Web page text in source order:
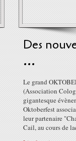
Des
...
Le grand
(Association
gigantesque
Oktoberfest
leur partenaire
Cail, au cours de